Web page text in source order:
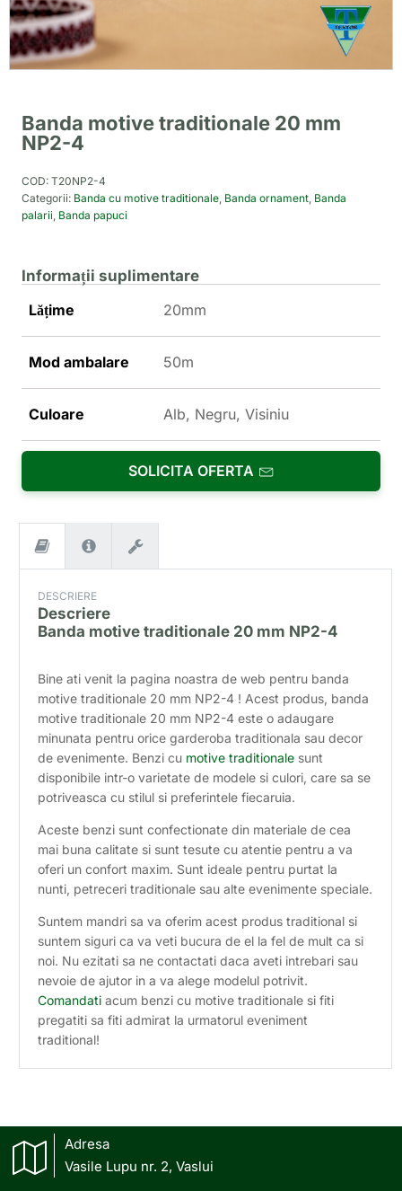
Banda motive traditionale 20 mm
NP2-4
COD: T20NP2-4
Categorii: Banda cu motive traditionale Banda ornament Banda
palarii Banda papuci
Informații suplimentare
Lățime
20mm
Mod ambalare 50m
Culoare Alb, Negru, Visiniu
SOLICITA OFERTA
DESCRIERE
Descriere
Banda motive traditionale 20 mm NP2-4
Bine ati venit la pagina noastra de web pentru banda
motive traditionale 20 mm NP2-4 ! Acest produs, banda
motive traditionale 20 mm NP2-4 este o adaugare
minunata pentru orice garderoba traditionala sau decor
de evenimente. Benzi cu motive traditionale sunt
disponibile intr-o varietate de modele si culori, care sa se
potriveasca cu stilul si preferintele fiecaruia.
Aceste benzi sunt confectionate din materiale de cea
mai buna calitate si sunt tesute cu atentie pentru a va
oferi un confort maxim. Sunt ideale pentru purtat la
nunti, petreceri traditionale sau alte evenimente speciale.
Suntem mandri sa va oferim acest produs traditional si
suntem siguri ca va veti bucura de el la fel de mult ca si
noi. Nu ezitati sa ne contactati daca aveti intrebari sau
nevoie de ajutor in a va alege modelul potrivit.
Comandati acum benzi cu motive traditionale si fiti
pregatiti sa fiti admirat la urmatorul eveniment
traditional!
Adresa
Vasile Lupu nr. 2, Vaslui